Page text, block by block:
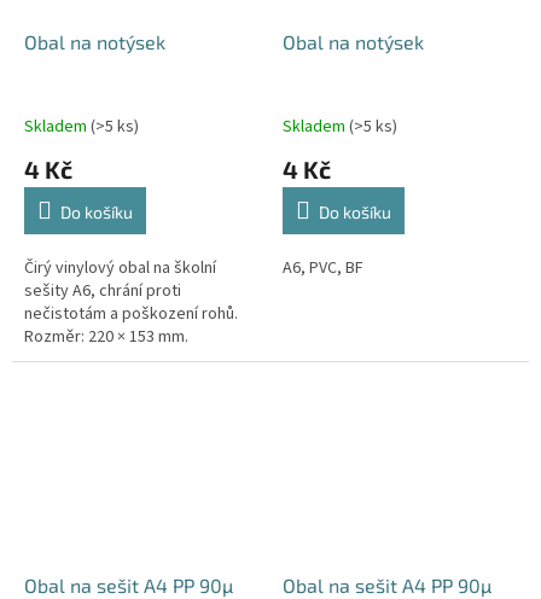
Obal na notýsek
Skladem (>5 ks)
4 Kč
Do košíku
Čirý vinylový obal na školní
sešity A6, chrání proti
nečistotám a poškození rohů.
Rozměr: 220 × 153 mm.
Obal na notýsek
Skladem (>5 ks)
4 Kč
Do košíku
A6, PVC, BF
Obal na sešit A4 PP 90µ
Obal na sešit A4 PP 90µ